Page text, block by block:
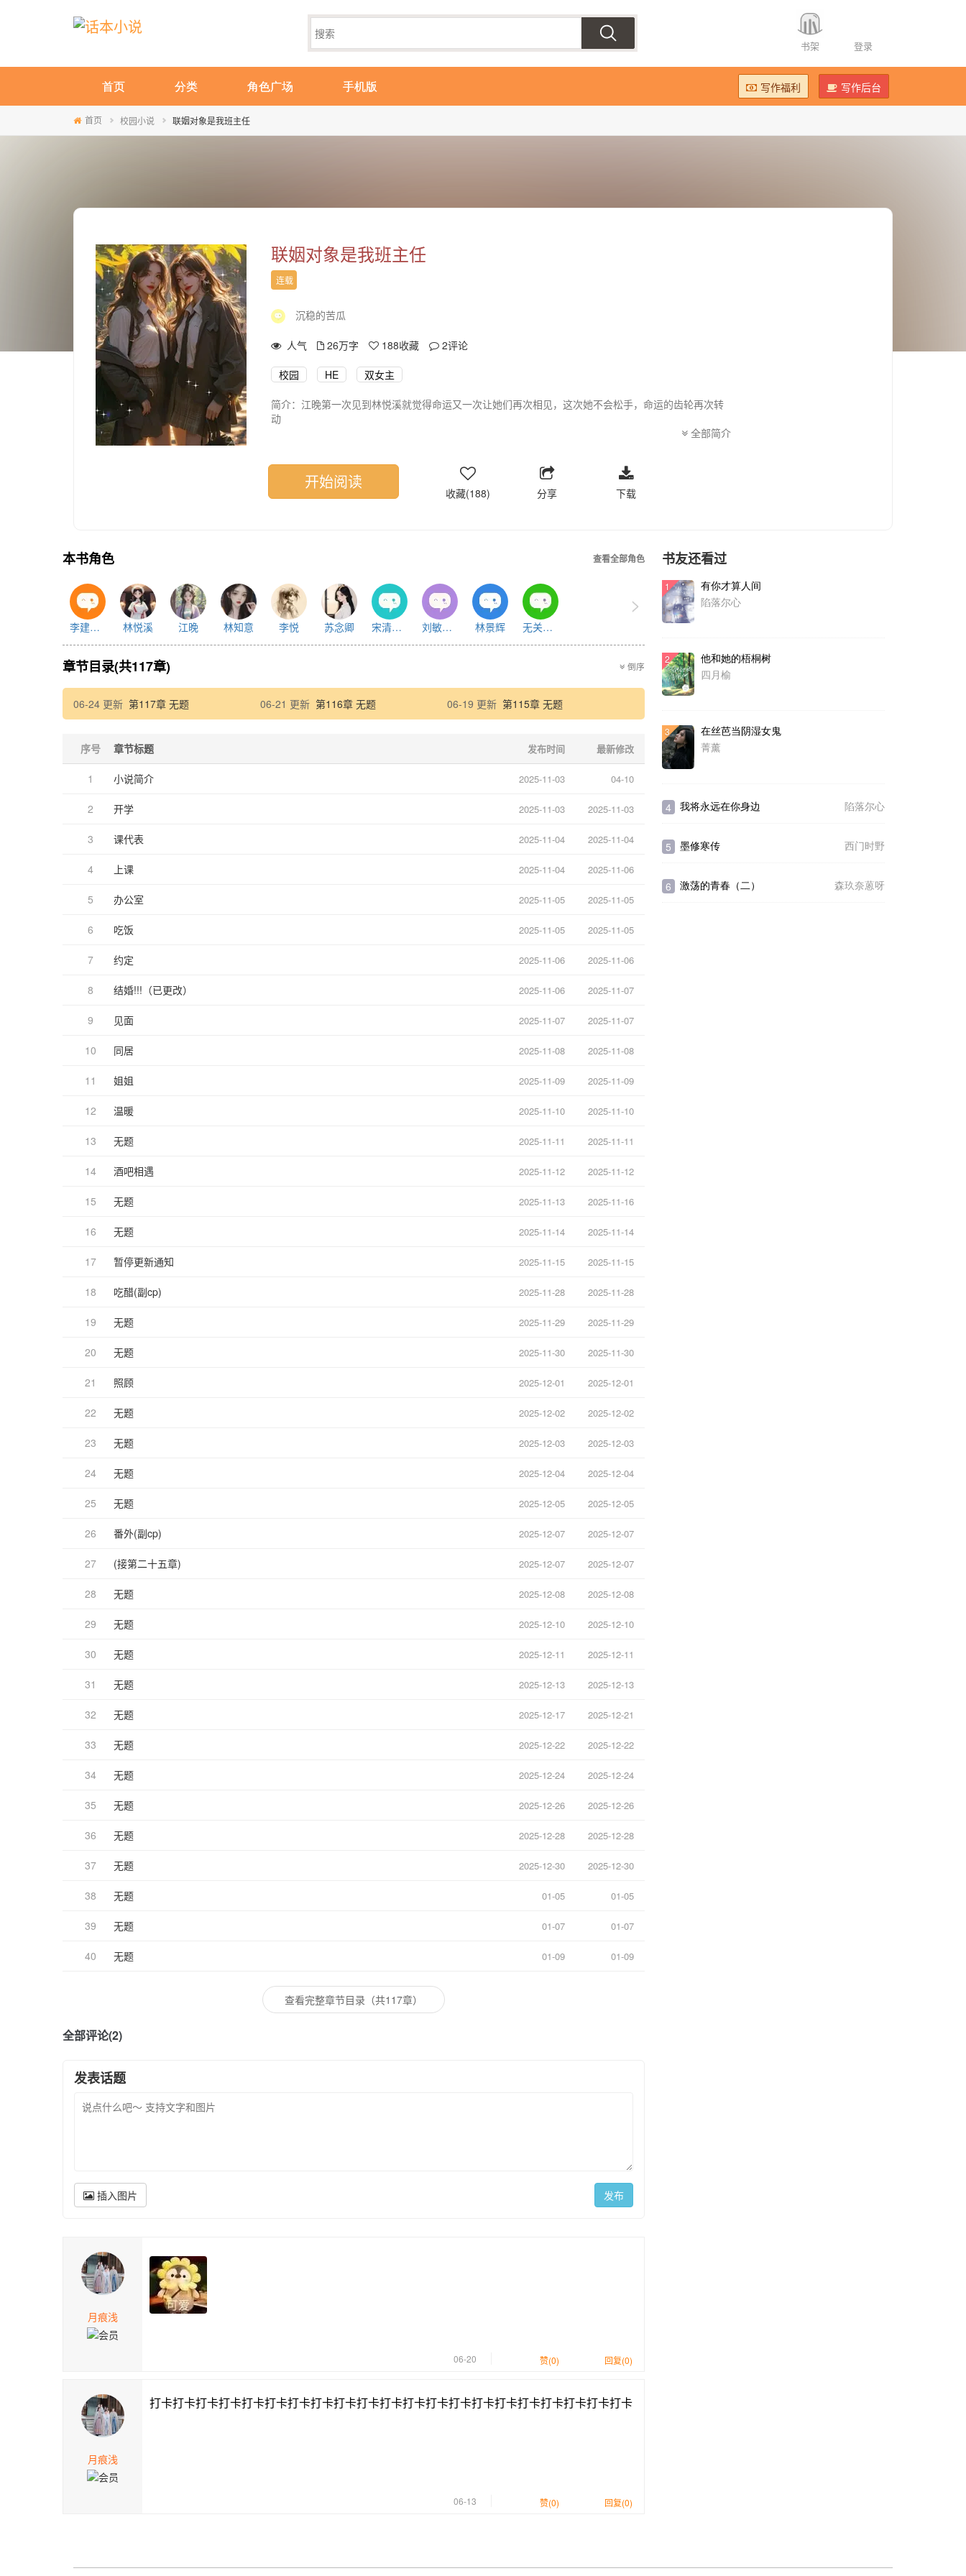
书架 登录
写作福利 写作后台
首页 分类 角色广场 手机版
首页 校园小说 联姻对象是我班主任
联姻对象是我班主任
连载
沉稳的苦瓜
人气 26万字 188收藏 2评论
校园 HE 双女主
简介：江晚第一次见到林悦溪就觉得命运又一次让她们再次相见，这次她不会松手，命运的齿轮再次转
动
苏念卿第一次见到林知意就对她有好感，对她一件钟情，林知意其实也一直关注着苏念卿，两人互相暗
恋着，又没有人主动……后来两人在一起
全部简介
开始阅读
收藏(188) 分享 下载
本书角色 查看全部角色
李建国（李父） 林悦溪 江晚 林知意 李悦 苏念卿 宋清柔（林母） 刘敏（李母） 林景辉 无关紧要的人
>
章节目录(共117章) 倒序
06-24 更新 第117章 无题 06-21 更新 第116章 无题 06-19 更新 第115章 无题
序号 章节标题 发布时间 最新修改
1 小说简介 2025-11-03 04-10
2 开学 2025-11-03 2025-11-03
3 课代表 2025-11-04 2025-11-04
4 上课 2025-11-04 2025-11-06
5 办公室 2025-11-05 2025-11-05
6 吃饭 2025-11-05 2025-11-05
7 约定 2025-11-06 2025-11-06
8 结婚!!!（已更改） 2025-11-06 2025-11-07
9 见面 2025-11-07 2025-11-07
10 同居 2025-11-08 2025-11-08
11 姐姐 2025-11-09 2025-11-09
12 温暖 2025-11-10 2025-11-10
13 无题 2025-11-11 2025-11-11
14 酒吧相遇 2025-11-12 2025-11-12
15 无题 2025-11-13 2025-11-16
16 无题 2025-11-14 2025-11-14
17 暂停更新通知 2025-11-15 2025-11-15
18 吃醋(副cp) 2025-11-28 2025-11-28
19 无题 2025-11-29 2025-11-29
20 无题 2025-11-30 2025-11-30
21 照顾 2025-12-01 2025-12-01
22 无题 2025-12-02 2025-12-02
23 无题 2025-12-03 2025-12-03
24 无题 2025-12-04 2025-12-04
25 无题 2025-12-05 2025-12-05
26 番外(副cp) 2025-12-07 2025-12-07
27 (接第二十五章) 2025-12-07 2025-12-07
28 无题 2025-12-08 2025-12-08
29 无题 2025-12-10 2025-12-10
30 无题 2025-12-11 2025-12-11
31 无题 2025-12-13 2025-12-13
32 无题 2025-12-17 2025-12-21
33 无题 2025-12-22 2025-12-22
34 无题 2025-12-24 2025-12-24
35 无题 2025-12-26 2025-12-26
36 无题 2025-12-28 2025-12-28
37 无题 2025-12-30 2025-12-30
38 无题 01-05 01-05
39 无题 01-07 01-07
40 无题 01-09 01-09
查看完整章节目录（共117章）
全部评论(2)
发表话题
插入图片 发布
月痕浅
06-20 赞(0) 回复(0)
月痕浅
打卡打卡打卡打卡打卡打卡打卡打卡打卡打卡打卡打卡打卡打卡打卡打卡打卡打卡打卡打卡打卡
06-13 赞(0) 回复(0)
书友还看过
1
有你才算人间
陷落尔心
2
他和她的梧桐树
四月榆
3
在丝芭当阴湿女鬼
菁薰
4 我将永远在你身边 陷落尔心
5 墨修寒传 西门时野
6 激荡的青春（二） 森玖奈蒽呀